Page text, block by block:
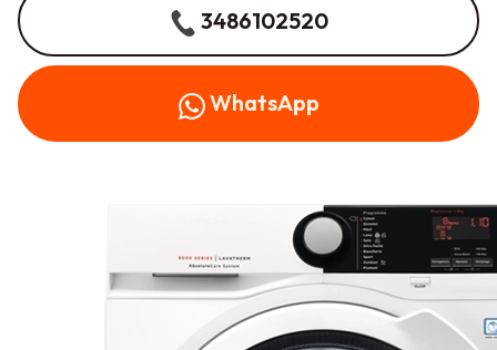
3486102520
WhatsApp